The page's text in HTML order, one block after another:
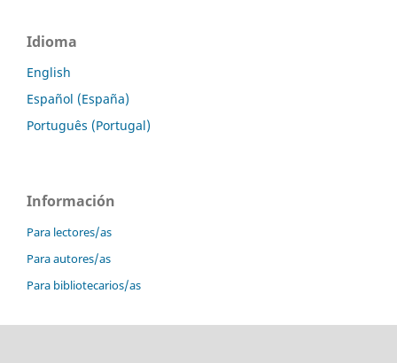
Idioma
English
Español (España)
Português (Portugal)
Información
Para lectores/as
Para autores/as
Para bibliotecarios/as